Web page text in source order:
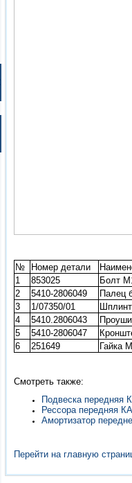
№ Номер детали
1
853025
Болт
2
5410-2806049
Палец
3
1/07350/01
4
5410.2806043
5
5410-2806047
6
251649 Гайка
Смотреть также:
Подвеска передняя
Рессора передняя
Амортизатор
Перейти на главную